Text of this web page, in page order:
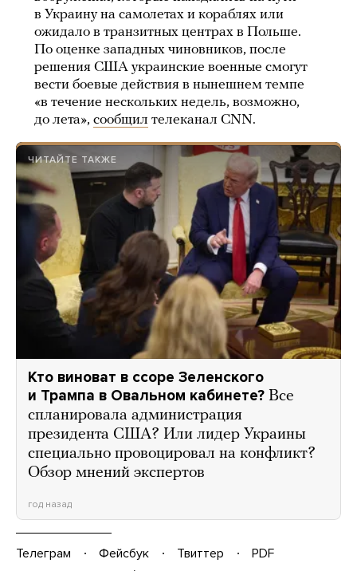
в Украину на самолетах и кораблях или
ожидало в транзитных центрах в Польше.
По оценке западных чиновников, после
решения США украинские военные смогут
вести боевые действия в нынешнем темпе
«в течение нескольких недель, возможно,
до лета», сообщил телеканал CNN.
ЧИТАЙТЕ ТАКЖЕ
Кто виноват в ссоре Зеленского
и Трампа в Овальном кабинете? Все
спланировала администрация
президента США? Или лидер Украины
специально провоцировал на конфликт?
Обзор мнений экспертов
год назад
Телеграм Фейсбук Твиттер
PDF